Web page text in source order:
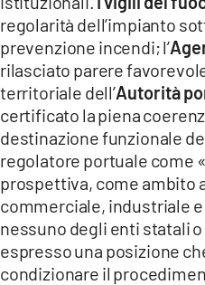
regolarità dell’impianto
prevenzione incendi; l’
rilasciato parere
territoriale dell’Autorità
certificato la piena
destinazione funzionale
regolatore portuale come
prospettiva, come ambito
commerciale, industriale
nessuno degli enti statali
espresso una posizione
condizionare il